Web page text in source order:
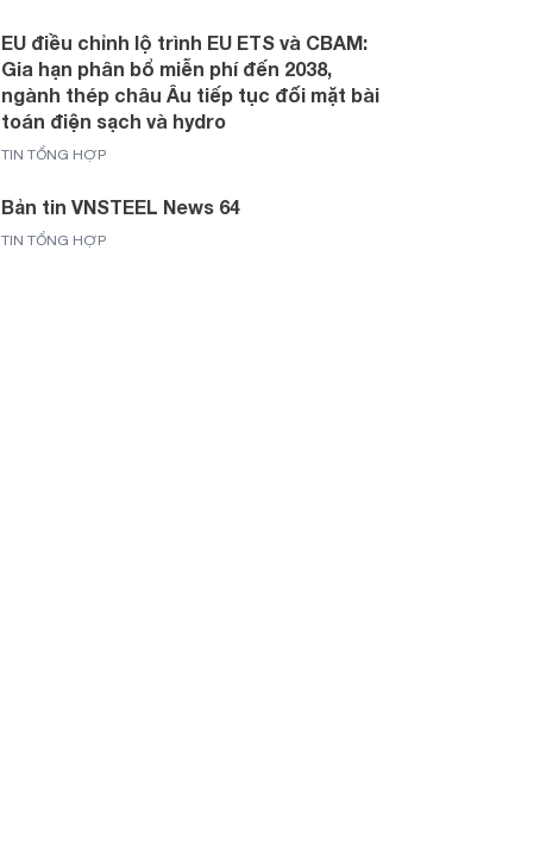
EU điều chỉnh lộ trình EU ETS và CBAM:
Gia hạn phân bổ miễn phí đến 2038,
ngành thép châu Âu tiếp tục đối mặt bài
toán điện sạch và hydro
TIN TỔNG HỢP
Bản tin VNSTEEL News 64
TIN TỔNG HỢP